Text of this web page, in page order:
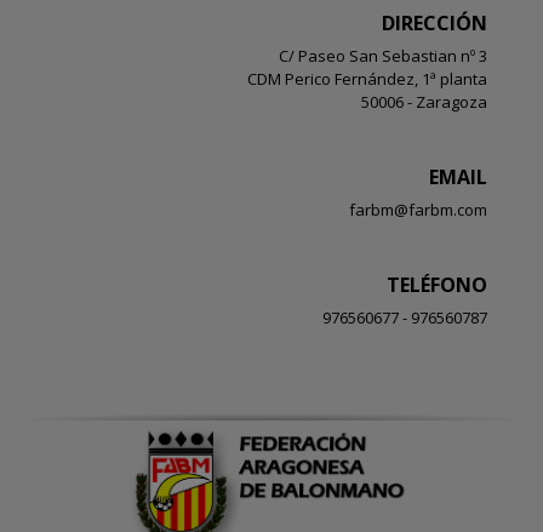
DIRECCIÓN
C/ Paseo San Sebastian nº 3
CDM Perico Fernández, 1ª planta
50006 - Zaragoza
EMAIL
farbm@farbm.com
TELÉFONO
976560677 - 976560787